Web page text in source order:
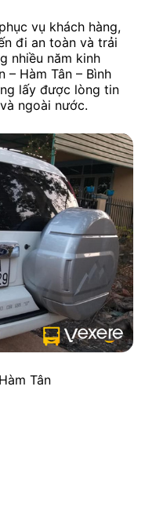
vụ khách hàng,
đi an toàn và trải
nhiều năm kinh
– Hàm Tân – Bình
lấy được lòng tin
ngoài nước.
Tân